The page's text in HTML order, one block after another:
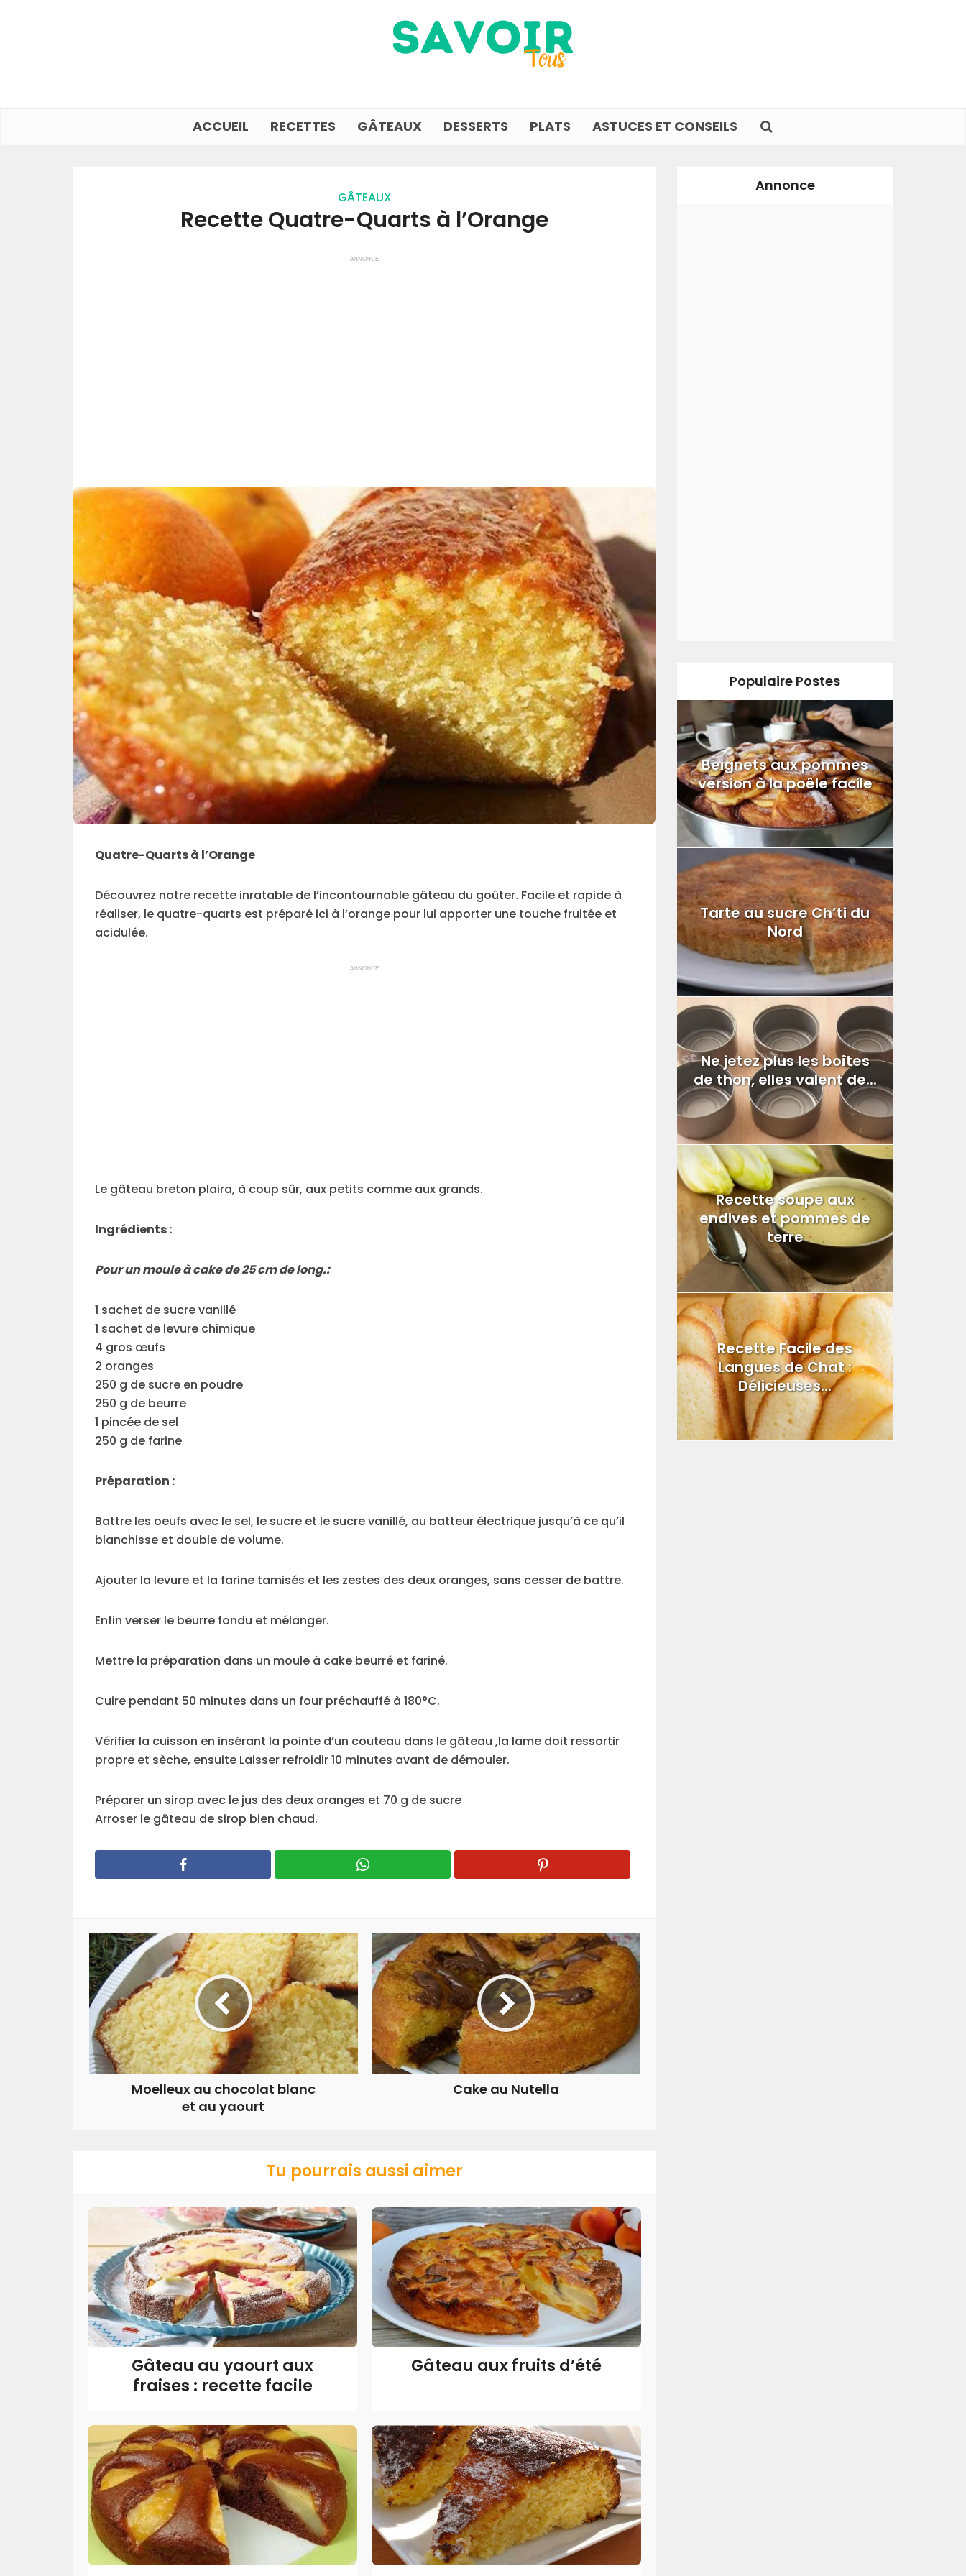
ACCUEIL RECETTES GÂTEAUX DESSERTS PLATS ASTUCES ET CONSEILS
GÂTEAUX
Recette Quatre-Quarts à l’Orange
ANNONCE
Quatre-Quarts à l’Orange
Découvrez notre recette inratable de l’incontournable gâteau du goûter. Facile et rapide à
réaliser, le quatre-quarts est préparé ici à l’orange pour lui apporter une touche fruitée et
acidulée.
ANNONCE
Le gâteau breton plaira, à coup sûr, aux petits comme aux grands.
Ingrédients :
Pour un moule à cake de 25 cm de long.:
1 sachet de sucre vanillé
1 sachet de levure chimique
4 gros œufs
2 oranges
250 g de sucre en poudre
250 g de beurre
1 pincée de sel
250 g de farine
Préparation :
Battre les oeufs avec le sel, le sucre et le sucre vanillé, au batteur électrique jusqu’à ce qu’il
blanchisse et double de volume.
Ajouter la levure et la farine tamisés et les zestes des deux oranges, sans cesser de battre.
Enfin verser le beurre fondu et mélanger.
Mettre la préparation dans un moule à cake beurré et fariné.
Cuire pendant 50 minutes dans un four préchauffé à 180°C.
Vérifier la cuisson en insérant la pointe d’un couteau dans le gâteau ,la lame doit ressortir
propre et sèche, ensuite Laisser refroidir 10 minutes avant de démouler.
Préparer un sirop avec le jus des deux oranges et 70 g de sucre
Arroser le gâteau de sirop bien chaud.
Moelleux au chocolat blanc
et au yaourt
Cake au Nutella
Tu pourrais aussi aimer
Gâteau au yaourt aux
fraises : recette facile
Gâteau aux fruits d’été
Annonce
Populaire Postes
Beignets aux pommes
version à la poêle facile
Tarte au sucre Ch’ti du
Nord
Ne jetez plus les boîtes
de thon, elles valent de...
Recette soupe aux
endives et pommes de
terre
Recette Facile des
Langues de Chat :
Délicieuses...